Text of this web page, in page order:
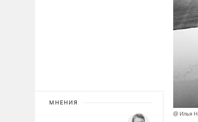
МНЕНИЯ
@ Илья